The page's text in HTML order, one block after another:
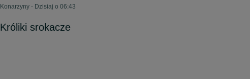
Konarzyny - Dzisiaj o 06:43
Króliki srokacze